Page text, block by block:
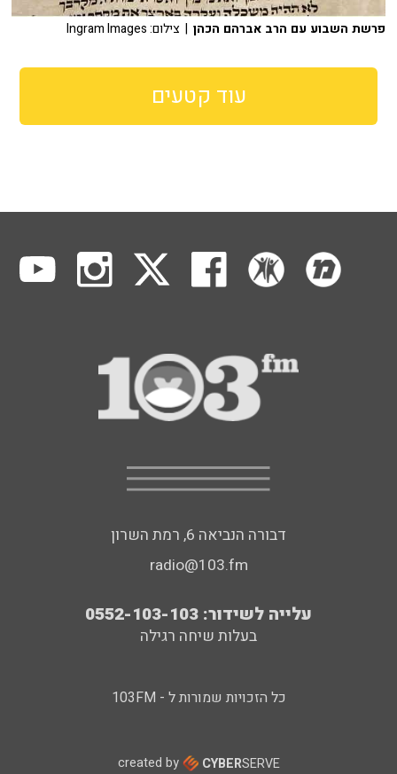
פרשת השבוע עם הרב אברהם הכהן | צילום: Ingram Images
עוד קטעים
דבורה הנביאה 6, רמת השרון
radio@103.fm
עלייה לשידור: 0552-103-103
בעלות שיחה רגילה
כל הזכויות שמורות ל - 103FM
created by CYBERSERVE